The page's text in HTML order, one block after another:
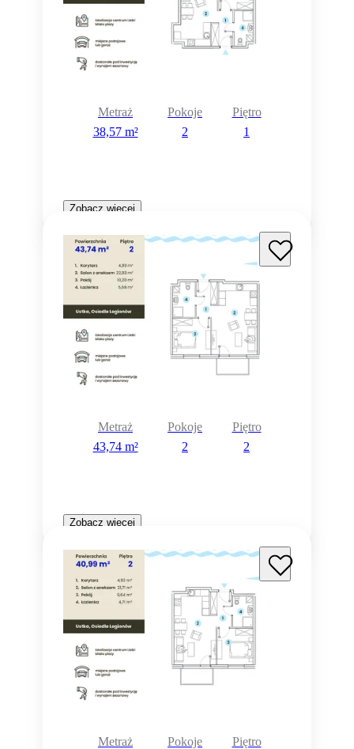
Metraż
38,57 m²
Pokoje
2
Piętro
1
Zobacz więcej
Metraż
43,74 m²
Pokoje
2
Piętro
2
Zobacz więcej
Metraż
Pokoje
Piętro